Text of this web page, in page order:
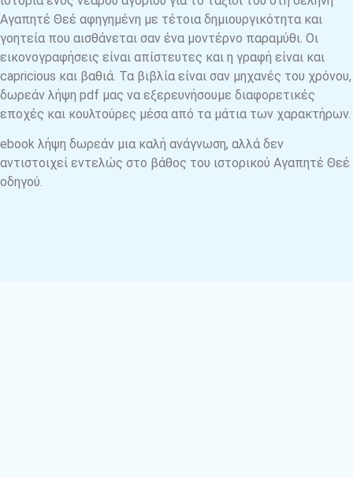
Αγαπητέ Θεέ αφηγημένη με τέτοια δημιουργικότητα και
γοητεία που αισθάνεται σαν ένα μοντέρνο παραμύθι. Οι
εικονογραφήσεις είναι απίστευτες και η γραφή είναι και
capricious και βαθιά. Τα βιβλία είναι σαν μηχανές του χρόνου,
δωρεάν λήψη pdf μας να εξερευνήσουμε διαφορετικές
εποχές και κουλτούρες μέσα από τα μάτια των χαρακτήρων.
ebook λήψη δωρεάν μια καλή ανάγνωση, αλλά δεν
αντιστοιχεί εντελώς στο βάθος του ιστορικού Αγαπητέ Θεέ
οδηγού.